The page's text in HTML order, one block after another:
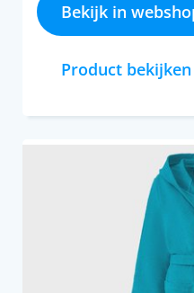
Bekijk in
Product bekijken